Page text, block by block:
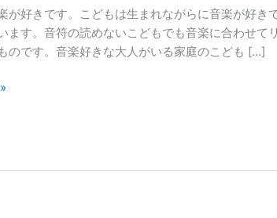
が好きです。こどもは生まれながらに音楽が好き
ます。音符の読めないこどもでも音楽に合わせて
のです。音楽好きな大人がいる家庭のこども […]